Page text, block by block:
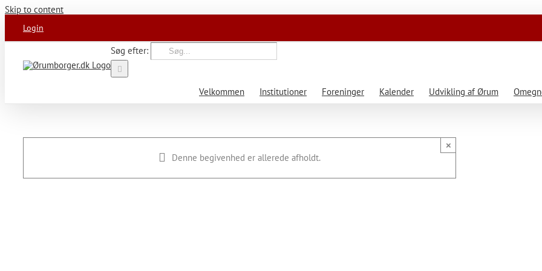
Skip to content
Login
Søg efter:
Velkommen Institutioner Foreninger Kalender Udvikling af Ørum
Denne begivenhed er allerede afholdt.
×